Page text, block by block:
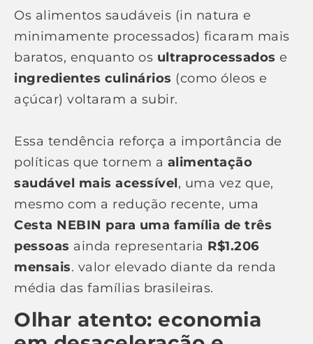
Os alimentos saudáveis (in natura e
minimamente processados) ficaram mais
baratos, enquanto os ultraprocessados e
ingredientes culinários (como óleos e
açúcar) voltaram a subir.
Essa tendência reforça a importância de
políticas que tornem a alimentação
saudável mais acessível, uma vez que,
mesmo com a redução recente, uma
Cesta NEBIN para uma família de três
pessoas ainda representaria R$1.206
mensais. valor elevado diante da renda
média das famílias brasileiras.
Olhar atento: economia